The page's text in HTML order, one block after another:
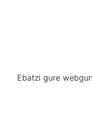
Ebatzi gure